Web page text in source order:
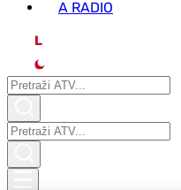
A RADIO
L